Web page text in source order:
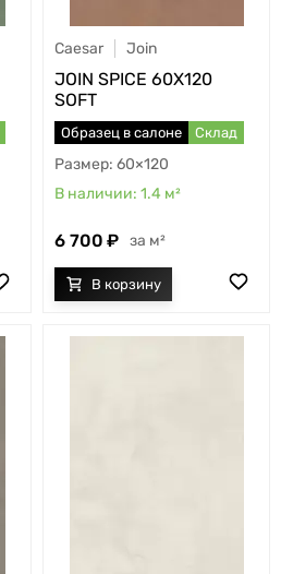
Caesar Join
JOIN SPICE 60X120
SOFT
Образец в салоне Склад
60×120
1.4 м²
6 700 м²